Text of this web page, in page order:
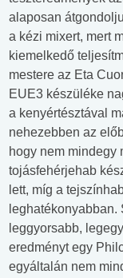
alaposan
a kézi mixert, mert
kiemelkedő
mestere az Eta
EUE3 készüléke
a kenyértésztával
nehezebben az
hogy nem mindegy
tojásfehérjehab
lett, míg a
leghatékonyabban.
leggyorsabb,
eredményt egy
egyáltalán nem